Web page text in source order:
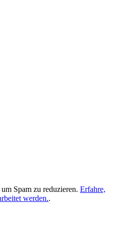
Spam zu reduzieren. Erfahre,
werden..